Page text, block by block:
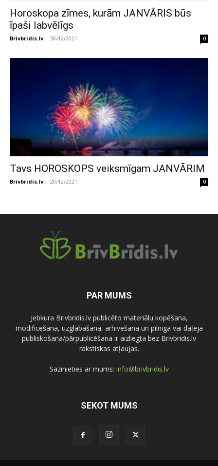
Horoskopa zīmes, kurām JANVĀRIS būs
īpaši labvēlīgs
Brivbridis.lv - 30/12/2021 0
Tavs HOROSKOPS veiksmīgam JANVĀRIM
Brivbridis.lv - 20/12/2021 0
PAR MUMS
Jebkura Brivbridis.lv publicēto materiālu kopēšana,
modificēšana, uzglabāšana, arhivēšana un pilnīga vai daļēja
publiskošana/pārpublicēšana ir aizliegta bez Brivbridis.lv
rakstiskas atļaujas.
Sazinieties ar mums: info@brivbridis.lv
SEKOT MUMS